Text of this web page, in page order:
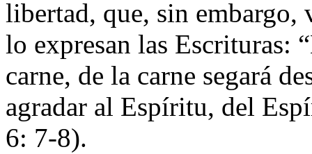
libertad, que, sin embargo,
lo expresan las Escrituras:
carne, de la carne segará
agradar al Espíritu, del
6: 7-8).